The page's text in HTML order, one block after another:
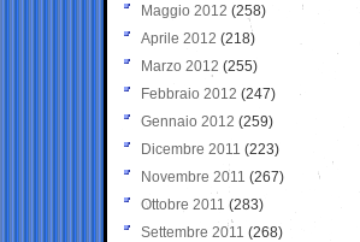
Maggio 2012 (258)
Aprile 2012 (218)
Marzo 2012 (255)
Febbraio 2012 (247)
Gennaio 2012 (259)
Dicembre 2011 (223)
Novembre 2011 (267)
Ottobre 2011 (283)
Settembre 2011 (268)